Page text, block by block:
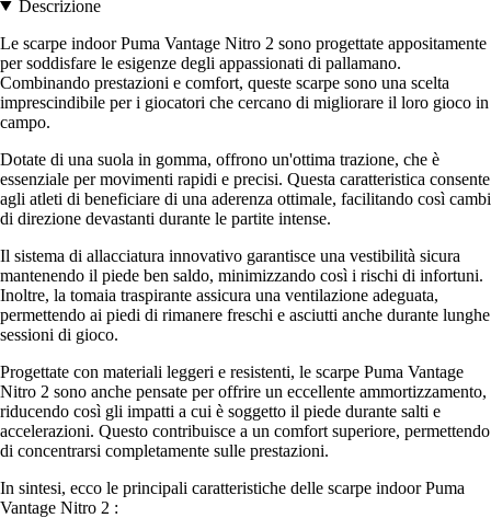
Descrizione
Le scarpe indoor Puma Vantage Nitro 2 sono progettate appositamente
per soddisfare le esigenze degli appassionati di pallamano.
Combinando prestazioni e comfort, queste scarpe sono una scelta
imprescindibile per i giocatori che cercano di migliorare il loro gioco in
campo.
Dotate di una suola in gomma, offrono un'ottima trazione, che è
essenziale per movimenti rapidi e precisi. Questa caratteristica consente
agli atleti di beneficiare di una aderenza ottimale, facilitando così cambi
di direzione devastanti durante le partite intense.
Il sistema di allacciatura innovativo garantisce una vestibilità sicura
mantenendo il piede ben saldo, minimizzando così i rischi di infortuni.
Inoltre, la tomaia traspirante assicura una ventilazione adeguata,
permettendo ai piedi di rimanere freschi e asciutti anche durante lunghe
sessioni di gioco.
Progettate con materiali leggeri e resistenti, le scarpe Puma Vantage
Nitro 2 sono anche pensate per offrire un eccellente ammortizzamento,
riducendo così gli impatti a cui è soggetto il piede durante salti e
accelerazioni. Questo contribuisce a un comfort superiore, permettendo
di concentrarsi completamente sulle prestazioni.
In sintesi, ecco le principali caratteristiche delle scarpe indoor Puma
Vantage Nitro 2 :